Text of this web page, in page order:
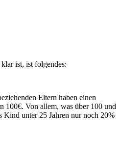
ist, ist folgendes:
Eltern haben einen
100€. Von allem, was über 100 und
Kind unter 25 Jahren nur noch 20%